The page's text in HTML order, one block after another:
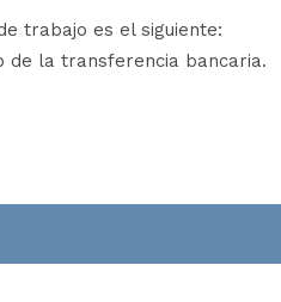
trabajo es el siguiente:
de la transferencia bancaria.